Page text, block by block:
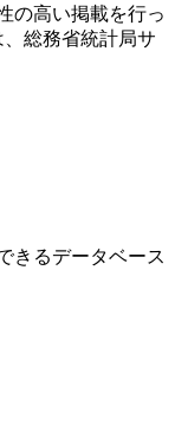
の高い掲載を行っ
総務省統計局サ
きるデータベース